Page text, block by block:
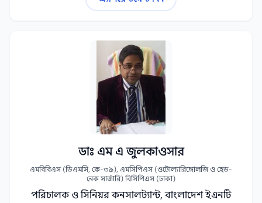
ডাঃ এম এ জুলকাওসার
এমবিবিএস (ডিএমসি, কে-৩৯), এমসিপিএস (ওটোল্যারিঙ্গোলজি ও হেড-
নেক সার্জারি) বিসিপিএস (ঢাকা)
পরিচালক ও সিনিয়র কনসালট্যান্ট, বাংলাদেশ ইএনটি